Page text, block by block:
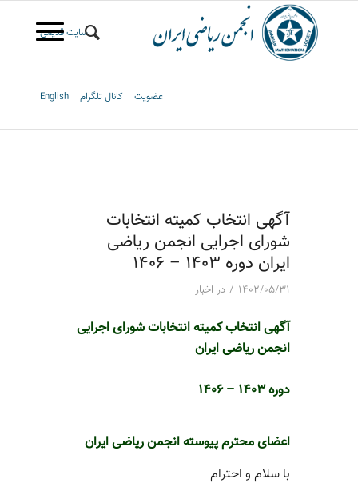
سایت قدیمی
عضویت کانال تلگرام English
آگهی انتخاب کمیته انتخابات
شورای اجرایی انجمن ریاضی
ایران دوره 1403 – 1406
۱۴۰۲/۰۵/۳۱ / در اخبار
آگهی انتخاب کمیته انتخابات شورای اجرایی
انجمن ریاضی ایران
دوره ۱۴۰۳ – ۱۴۰۶
اعضای محترم پیوسته انجمن ریاضی ایران
با سلام و احترام